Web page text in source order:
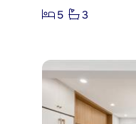
5
3